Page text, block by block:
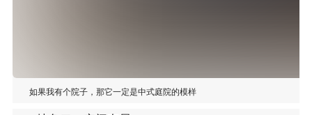
如果我有个院子，那它一定是中式庭院的模样